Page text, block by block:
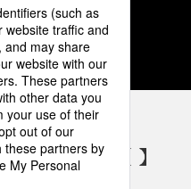
4 5
SNSアカウント